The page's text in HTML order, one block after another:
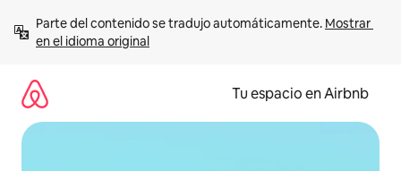
contenido
Parte del contenido se tradujo automáticamente. Mostrar
en el idioma original
Tu espacio en Airbnb